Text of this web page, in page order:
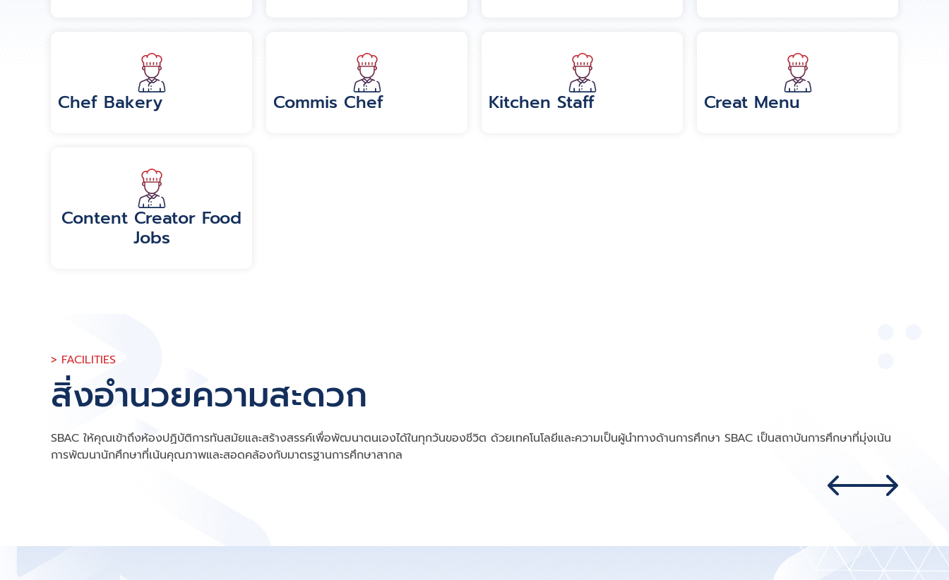
Chef Bakery Commis Chef Kitchen Staff Creat Menu
Content Creator Food
Jobs
> FACILITIES
สิ่งอำนวยความสะดวก
SBAC ให้คุณเข้าถึงห้องปฏิบัติการทันสมัยและสร้างสรรค์เพื่อพัฒนาตนเองได้ในทุกวันของชีวิต ด้วยเทคโนโลยีและความเป็นผู้นำทางด้านการศึกษา SBAC เป็นสถาบันการศึกษาที่มุ่งเน้น
การพัฒนานักศึกษาที่เน้นคุณภาพและสอดคล้องกับมาตรฐานการศึกษาสากล